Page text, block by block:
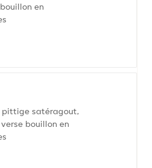
en
pittige satéragout,
bouillon en